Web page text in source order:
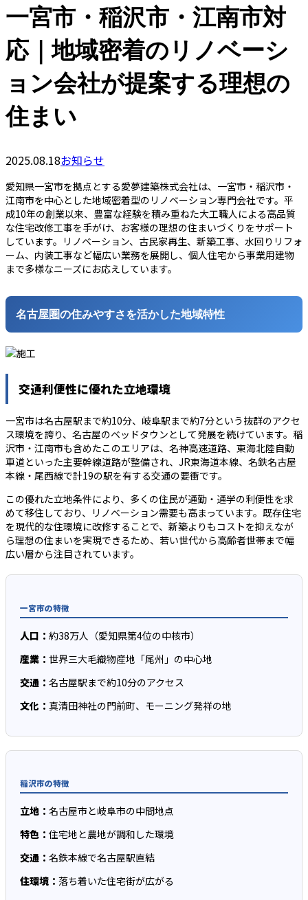
一宮市・稲沢市・江南市対
応｜地域密着のリノベーシ
ョン会社が提案する理想の
住まい
2025.08.18お知らせ
愛知県一宮市を拠点とする愛夢建築株式会社は、一宮市・稲沢市・
江南市を中心とした地域密着型のリノベーション専門会社です。平
成10年の創業以来、豊富な経験を積み重ねた大工職人による高品質
な住宅改修工事を手がけ、お客様の理想の住まいづくりをサポート
しています。リノベーション、古民家再生、新築工事、水回りリフォ
ーム、内装工事など幅広い業務を展開し、個人住宅から事業用建物
まで多様なニーズにお応えしています。
名古屋圏の住みやすさを活かした地域特性
交通利便性に優れた立地環境
一宮市は名古屋駅まで約10分、岐阜駅まで約7分という抜群のアクセ
ス環境を誇り、名古屋のベッドタウンとして発展を続けています。稲
沢市・江南市も含めたこのエリアは、名神高速道路、東海北陸自動
車道といった主要幹線道路が整備され、JR東海道本線、名鉄名古屋
本線・尾西線で計19の駅を有する交通の要衝です。
この優れた立地条件により、多くの住民が通勤・通学の利便性を求
めて移住しており、リノベーション需要も高まっています。既存住宅
を現代的な住環境に改修することで、新築よりもコストを抑えなが
ら理想の住まいを実現できるため、若い世代から高齢者世帯まで幅
広い層から注目されています。
一宮市の特徴
人口： 約38万人（愛知県第4位の中核市）
産業： 世界三大毛織物産地「尾州」の中心地
交通： 名古屋駅まで約10分のアクセス
文化： 真清田神社の門前町、モーニング発祥の地
稲沢市の特徴
立地： 名古屋市と岐阜市の中間地点
特色： 住宅地と農地が調和した環境
交通： 名鉄本線で名古屋駅直結
住環境： 落ち着いた住宅街が広がる